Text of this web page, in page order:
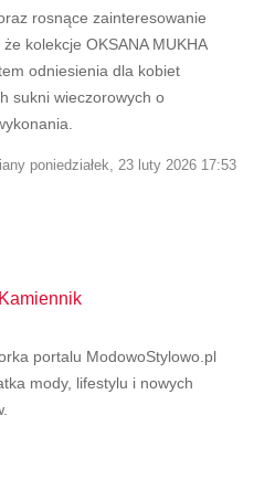
rosnące zainteresowanie
kolekcje OKSANA MUKHA
odniesienia dla kobiet
sukni wieczorowych o
poniedziałek, 23 luty 2026 17:53
portalu ModowoStylowo.pl
mody, lifestylu i nowych